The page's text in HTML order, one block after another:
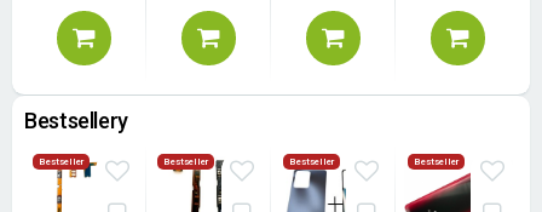
Bestsellery
Bestseller Bestseller Bestseller Bestseller